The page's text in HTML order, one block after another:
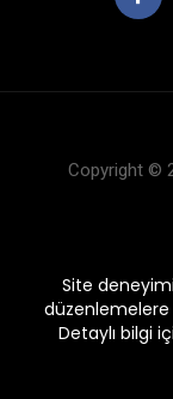
Copyright ©
Site
düzenlemelere
Detaylı bilgi